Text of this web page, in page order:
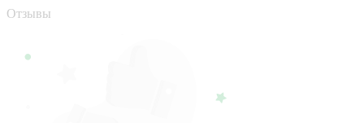
Отзывы